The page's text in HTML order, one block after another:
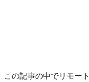
この記事の中でリモー